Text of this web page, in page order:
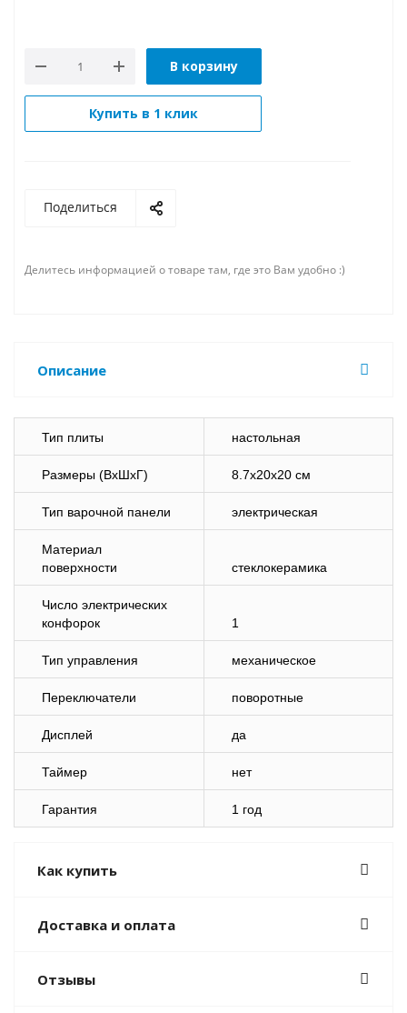
В корзину
Купить в 1 клик
Поделиться
Делитесь информацией о товаре там, где это Вам удобно :)
Описание
Тип плиты настольная
Размеры (ВхШхГ) 8.7x20x20 см
Тип варочной панели электрическая
Материал
поверхности
стеклокерамика
Число электрических
конфорок
1
Тип управления механическое
Переключатели поворотные
Дисплей да
Таймер нет
Гарантия 1 год
Как купить
Доставка и оплата
Отзывы